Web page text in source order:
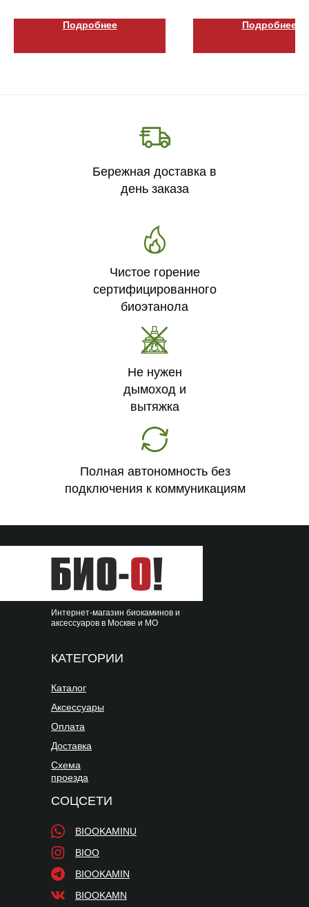
Подробнее Подробнее
Бережная доставка в
день заказа
Чистое горение
сертифицированного
биоэтанола
Не нужен
дымоход и
вытяжка
Полная автономность без
подключения к коммуникациям
КАТЕГОРИИ
Аксессуары
Каталог
Оплата
Доставка
Схема
проезда
СОЦСЕТИ
BIOO
BIOOKAMINU
Интернет-магазин биокаминов и
аксессуаров в Москве и МО
BIOOKAMIN
BIOOKAMN